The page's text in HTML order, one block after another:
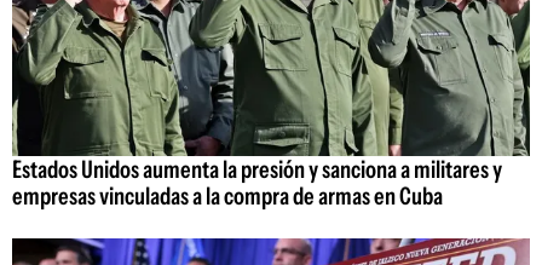
Estados Unidos aumenta la presión y sanciona a militares y
empresas vinculadas a la compra de armas en Cuba